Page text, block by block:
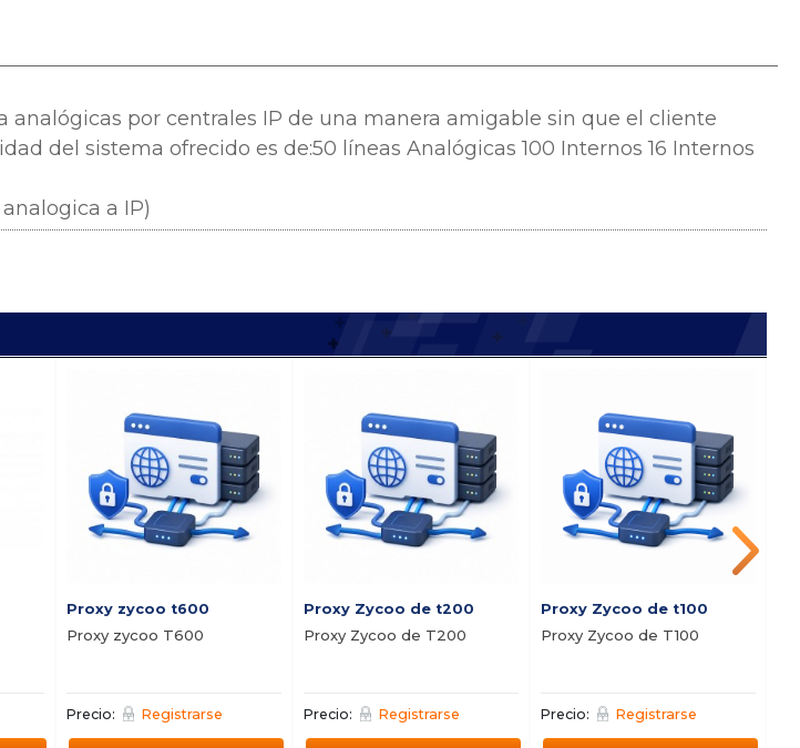
por centrales IP de una manera amigable sin que el cliente
del sistema ofrecido es de:50 líneas Analógicas 100 Internos 16 Internos
a IP)
Proxy zycoo t600
Proxy zycoo T600
Precio: Registrarse
Proxy Zycoo de t200
Proxy Zycoo de T200
Precio: Registrarse
Proxy Zycoo de t100
Proxy Zycoo de T100
Precio: Registrarse